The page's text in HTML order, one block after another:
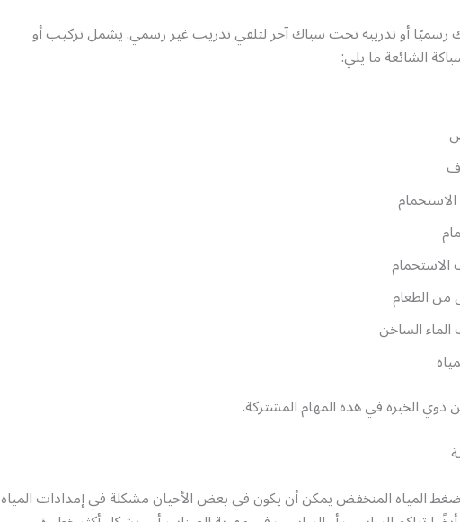
أو تدريبه تحت سباك آخر لتلقي تدريب غير رسمي. يشمل تركيب أو
الشائعة ما يلي:
من الطعام
الساخن
الخبرة في هذه المهام المشتركة.
المياه المنخفض يمكن أن يكون في بعض الأحيان مشكلة في إمدادات المياه